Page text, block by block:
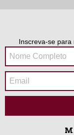
Inscreva-se